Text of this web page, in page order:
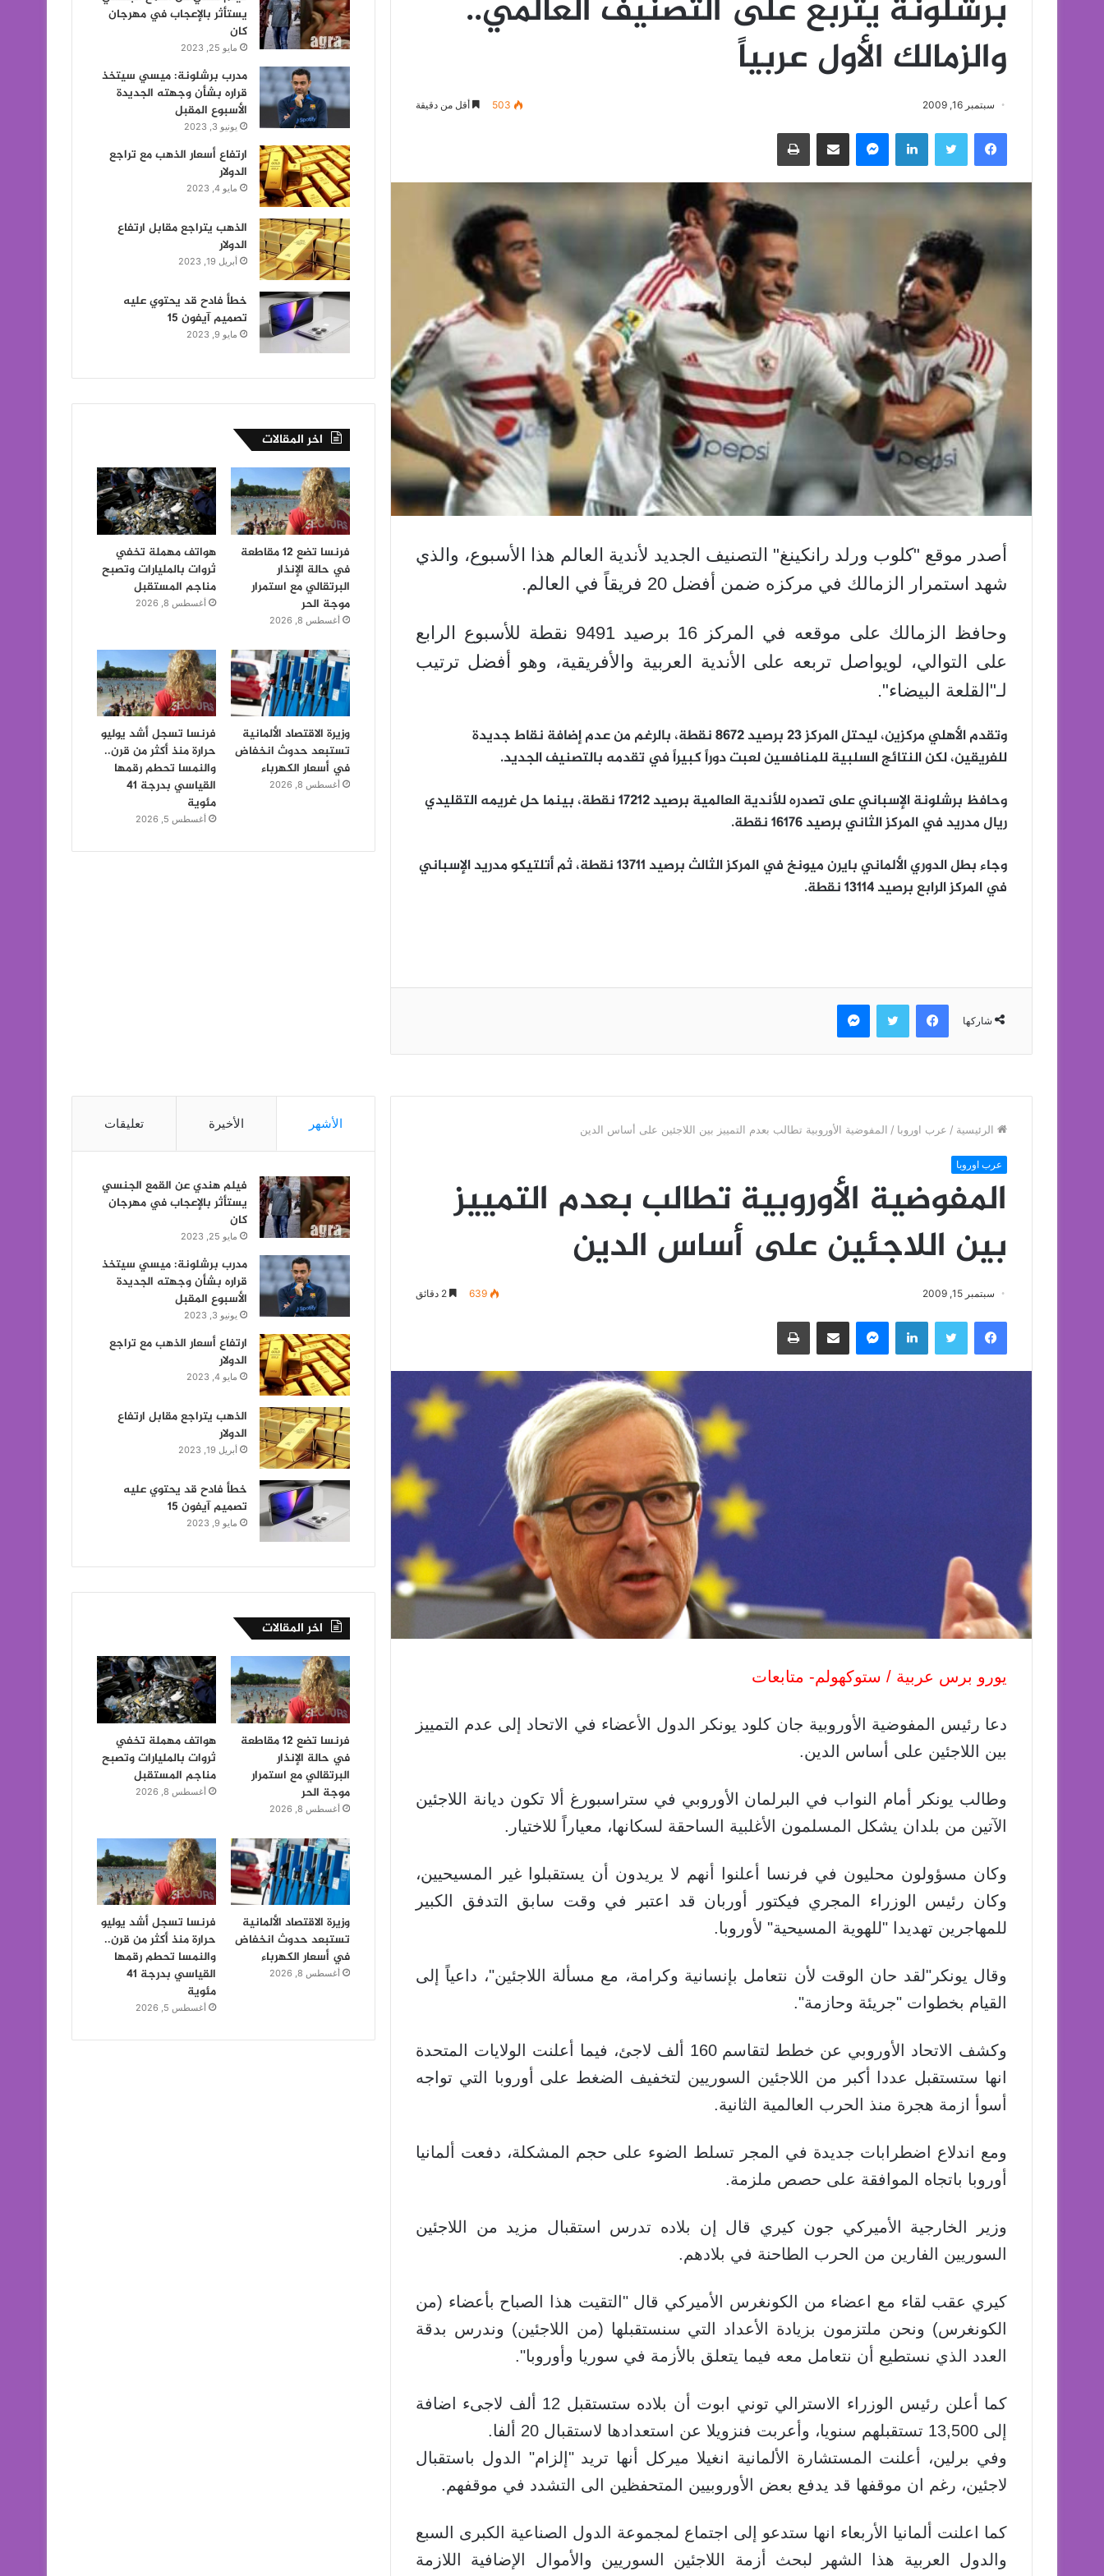
برشلونة يتربع على التصنيف العالمي..
والزمالك الأول عربياً
سبتمبر 16, 2009 503 أقل من دقيقة
فيسبوك تويتر لينكدإن ماسنجر مشاركة عبر البريد طباعة
أصدر موقع "كلوب ورلد رانكينغ" التصنيف الجديد لأندية العالم هذا الأسبوع، والذي
شهد استمرار الزمالك في مركزه ضمن أفضل 20 فريقاً في العالم.
وحافظ الزمالك على موقعه في المركز 16 برصيد 9491 نقطة للأسبوع الرابع
على التوالي، لويواصل تربعه على الأندية العربية والأفريقية، وهو أفضل ترتيب
لـ"القلعة البيضاء".
وتقدم الأهلي مركزين، ليحتل المركز 23 برصيد 8672 نقطة، بالرغم من عدم إضافة نقاط جديدة
للفريقين، لكن النتائج السلبية للمنافسين لعبت دوراً كبيراً في تقدمه بالتصنيف الجديد.
وحافظ برشلونة الإسباني على تصدره للأندية العالمية برصيد 17212 نقطة، بينما حل غريمه التقليدي
ريال مدريد في المركز الثاني برصيد 16176 نقطة.
وجاء بطل الدوري الألماني بايرن ميونخ في المركز الثالث برصيد 13711 نقطة، ثم أتلتيكو مدريد الإسباني
في المركز الرابع برصيد 13114 نقطة.
شاركها
فيسبوك تويتر ماسنجر
يستأثر بالإعجاب في مهرجان
كان
مايو 25, 2023
مدرب برشلونة: ميسي سيتخذ
قراره بشأن وجهته الجديدة
الأسبوع المقبل
يونيو 3, 2023
ارتفاع أسعار الذهب مع تراجع
الدولار
مايو 4, 2023
الذهب يتراجع مقابل ارتفاع
الدولار
أبريل 19, 2023
خطأ فادح قد يحتوي عليه
تصميم آيفون 15
مايو 9, 2023
اخر المقالات
فرنسا تضع 12 مقاطعة
في حالة الإنذار
البرتقالي مع استمرار
موجة الحر
أغسطس 8, 2026
هواتف مهملة تخفي
ثروات بالمليارات وتصبح
مناجم المستقبل
أغسطس 8, 2026
وزيرة الاقتصاد الألمانية
تستبعد حدوث انخفاض
في أسعار الكهرباء
أغسطس 8, 2026
فرنسا تسجل أشد يوليو
حرارة منذ أكثر من قرن..
والنمسا تحطم رقمها
القياسي بدرجة 41
مئوية
أغسطس 5, 2026